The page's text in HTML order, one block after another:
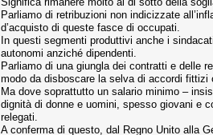
Parliamo di retribuzioni non indicizzate
d’acquisto di queste fasce di occupati.
In questi segmenti produttivi anche i
autonomi anziché dipendenti.
Parliamo di una giungla dei contratti e delle
modo da disboscare la selva di accordi fittizi
Ma dove soprattutto un salario minimo –
dignità di donne e uomini, spesso giovani e
relegati.
A conferma di questo, dal Regno Unito alla